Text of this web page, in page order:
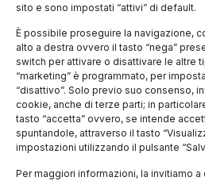
sito e sono impostati “attivi” di default.
È possibile proseguire la navigazione,
alto a destra ovvero il tasto “nega”
switch per attivare o disattivare le altre
“marketing” è programmato, per
“disattivo”. Solo previo suo consenso,
cookie, anche di terze parti; in
tasto “accetta” ovvero, se intende
spuntandole, attraverso il tasto
impostazioni utilizzando il pulsante
Per maggiori informazioni, la invitiamo